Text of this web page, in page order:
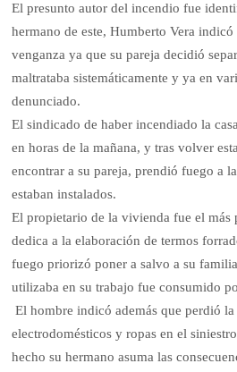
El presunto autor del incendio fue
hermano de este, Humberto Vera
venganza ya que su pareja decidió
maltrataba sistemáticamente y ya en
denunciado.
El sindicado de haber incendiado la
en horas de la mañana, y tras volver
encontrar a su pareja, prendió fuego a
estaban instalados.
El propietario de la vivienda fue el más
dedica a la elaboración de termos
fuego priorizó poner a salvo a su
utilizaba en su trabajo fue consumido
El hombre indicó además que perdió
electrodomésticos y ropas en el
hecho su hermano asuma las